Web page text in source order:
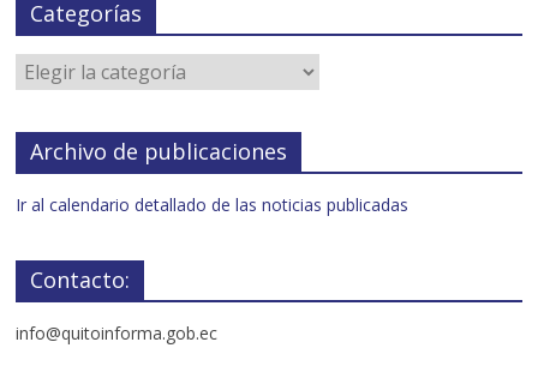
Categorías
Archivo de publicaciones
Ir al calendario detallado de las noticias publicadas
Contacto:
info@quitoinforma.gob.ec